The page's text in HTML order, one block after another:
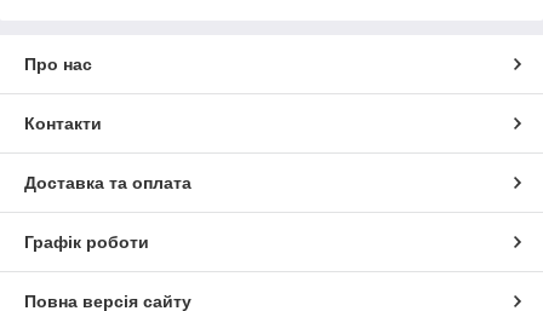
Про нас
Контакти
Доставка та оплата
Графік роботи
Повна версія сайту